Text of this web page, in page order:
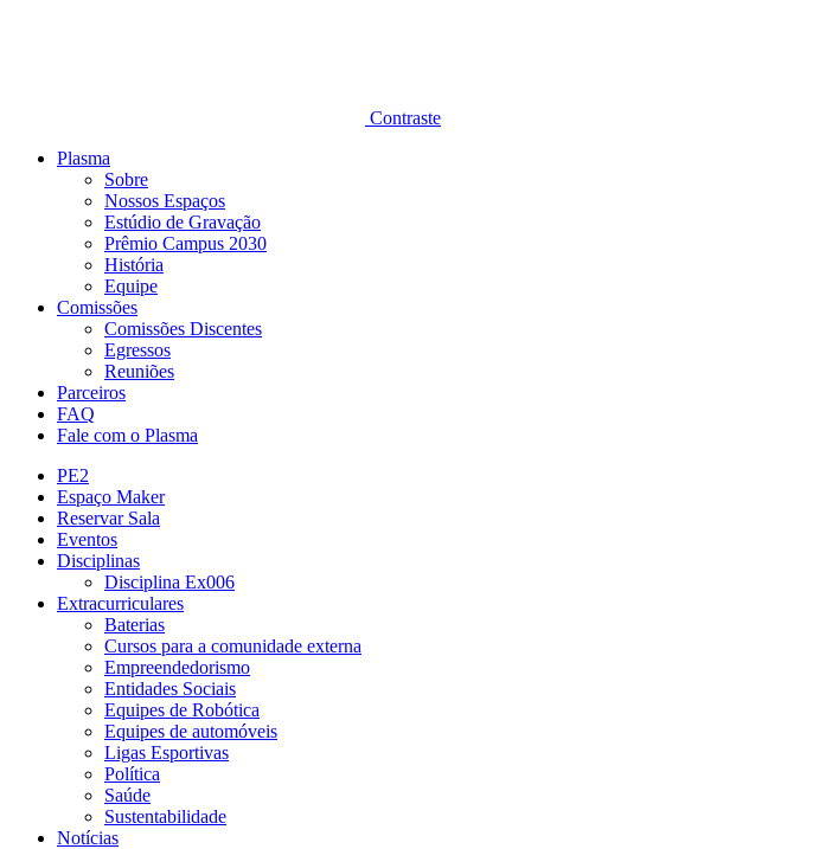
Contraste
Plasma
Sobre
Nossos Espaços
Estúdio de Gravação
Prêmio Campus 2030
História
Equipe
Comissões
Comissões Discentes
Egressos
Reuniões
Parceiros
FAQ
Fale com o Plasma
PE2
Espaço Maker
Reservar Sala
Eventos
Disciplinas
Disciplina Ex006
Extracurriculares
Baterias
Cursos para a comunidade externa
Empreendedorismo
Entidades Sociais
Equipes de Robótica
Equipes de automóveis
Ligas Esportivas
Política
Saúde
Sustentabilidade
Notícias